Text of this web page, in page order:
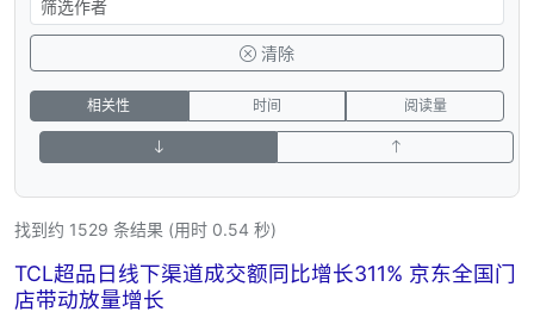
清除
相关性 时间 阅读量
找到约 1529 条结果 (用时 0.54 秒)
TCL超品日线下渠道成交额同比增长311% 京东全国门
店带动放量增长